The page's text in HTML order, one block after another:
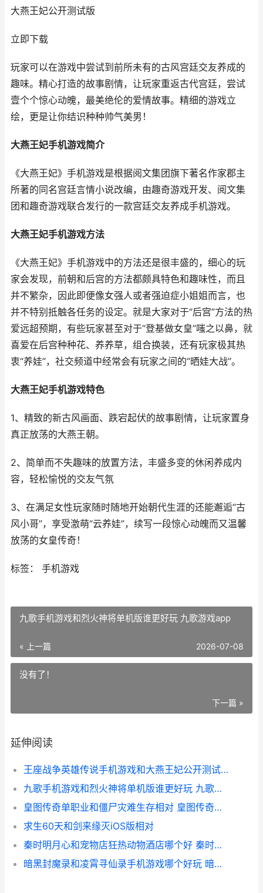
大燕王妃公开测试版
立即下载
玩家可以在游戏中尝试到前所未有的古风宫廷交友养成的
趣味。精心打造的故事剧情，让玩家重返古代宫廷，尝试
壹个个惊心动魄，最美绝伦的爱情故事。精细的游戏立
绘，更是让你结识种种帅气美男！
大燕王妃手机游戏简介
《大燕王妃》手机游戏是根据阅文集团旗下著名作家郡主
所著的同名宫廷言情小说改编，由趣奇游戏开发、阅文集
团和趣奇游戏联合发行的一款宫廷交友养成手机游戏。
大燕王妃手机游戏方法
《大燕王妃》手机游戏中的方法还是很丰盛的，细心的玩
家会发现，前朝和后宫的方法都颇具特色和趣味性，而且
并不繁杂，因此即便像女强人或者强迫症小姐姐而言，也
并不特别抵触各任务的设定。就是大家对于“后宫”方法的热
爱远超预期，有些玩家甚至对于“登基做女皇”嗤之以鼻，就
喜爱在后宫种种花、养养草，组合换装，还有玩家极其热
衷“养娃”，社交频道中经常会有玩家之间的“晒娃大战”。
大燕王妃手机游戏特色
1、精致的新古风画面、跌宕起伏的故事剧情，让玩家置身
真正放荡的大燕王朝。
2、简单而不失趣味的放置方法，丰盛多变的休闲养成内
容，轻松愉悦的交友气氛
3、在满足女性玩家随时随地开始朝代生涯的还能邂逅“古
风小哥”，享受激萌“云养娃”，续写一段惊心动魄而又温馨
放荡的女皇传奇！
标签： 手机游戏
九歌手机游戏和烈火神将单机版谁更好玩 九歌游戏app
« 上一篇 2026-07-08
没有了！
下一篇 »
延伸阅读
王座战争英雄传说手机游戏和大燕王妃公开测试版如何玩 战争王座好玩吗
九歌手机游戏和烈火神将单机版谁更好玩 九歌游戏app
皇图传奇单职业和僵尸灾难生存相对 皇图传奇手游激活码领取
求生60天和剑来缘灭iOS版相对
秦时明月心和宠物店狂热动物酒店哪个好 秦时明月里人心
暗黑封魔录和凌霄寻仙录手机游戏哪个好玩 暗黑封魔录0氪赚万充